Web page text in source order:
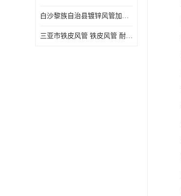
白沙黎族自治县镀锌风管加工厂 新风排风管
三亚市铁皮风管 铁皮风管 耐腐蚀